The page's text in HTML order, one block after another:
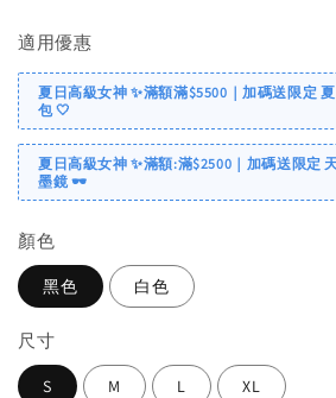
適用優惠
夏日高級女神 ✨滿額滿$5500｜加碼送限定
包 🤍
夏日高級女神 ✨滿額:滿$2500｜加碼送限定
墨鏡 🕶️
顏色
黑色 白色
尺寸
S M L XL